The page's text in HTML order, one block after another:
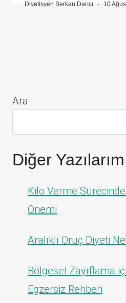
Diyetisyen Berkan Darıcı 10
Ara
Diğer Yazılarım
Kilo Verme
Önemi
Aralıklı Oruç Diyeti
Bölgesel Zayıflama
Egzersiz Rehberi